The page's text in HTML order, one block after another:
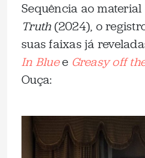
Sequência ao material
Truth(2024), o
suas faixas já
In Bluee Greasy off
Ouça: